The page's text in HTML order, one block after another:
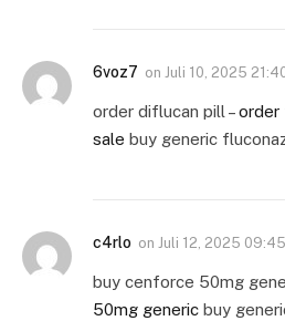
6voz7 on Juli 10, 2025
order diflucan pill –order
sale buy generic
c4rlo on Juli 12, 2025 09:45
buy cenforce 50mg
50mg generic buy